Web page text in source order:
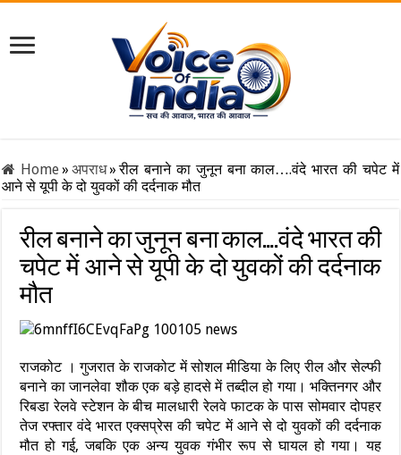
Home» अपराध» रील बनाने का जुनून बना काल….वंदे भारत की चपेट में
आने से यूपी के दो युवकों की दर्दनाक मौत
रील बनाने का जुनून बना काल….वंदे भारत की
चपेट में आने से यूपी के दो युवकों की दर्दनाक
मौत
राजकोट । गुजरात के राजकोट में सोशल मीडिया के लिए रील और सेल्फी
बनाने का जानलेवा शौक एक बड़े हादसे में तब्दील हो गया। भक्तिनगर और
रिबडा रेलवे स्टेशन के बीच मालधारी रेलवे फाटक के पास सोमवार दोपहर
तेज रफ्तार वंदे भारत एक्सप्रेस की चपेट में आने से दो युवकों की दर्दनाक
मौत हो गई, जबकि एक अन्य युवक गंभीर रूप से घायल हो गया। यह